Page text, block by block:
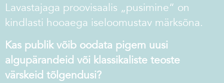
Lavastajaga proovisaalis „pusimine“ on
kindlasti hooaega iseloomustav märksõna.
Kas publik võib oodata pigem uusi
algupärandeid või klassikaliste teoste
värskeid tõlgendusi?